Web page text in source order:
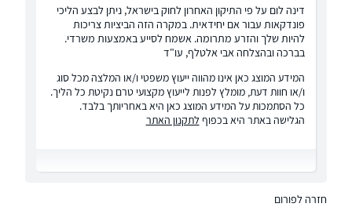
דינה לום על פי התיקון האחרון לחוק בישראל, ניתן לבצע הליכי
פונדקאות עבור אם יחידאית. במקרה הזה הביציות צריכות
להיות שלך והזרע מתרומה. אשמח לסייע באמצעות משרדי.
בברכה ובהצלחה אבי אלטלף, עו"ד
המידע המוצג כאן אינו מהווה ייעוץ משפטי ו/או המלצה מכל סוג
ו/או חוות דעת, מומלץ לפנות לייעוץ מקצועי טרם נקיטת כל הליך.
כל הסתמכות על המידע המוצג כאן היא באחריותך בלבד.
הגלישה באתר היא בכפוף לתקנון האתר
חזרה לפורום